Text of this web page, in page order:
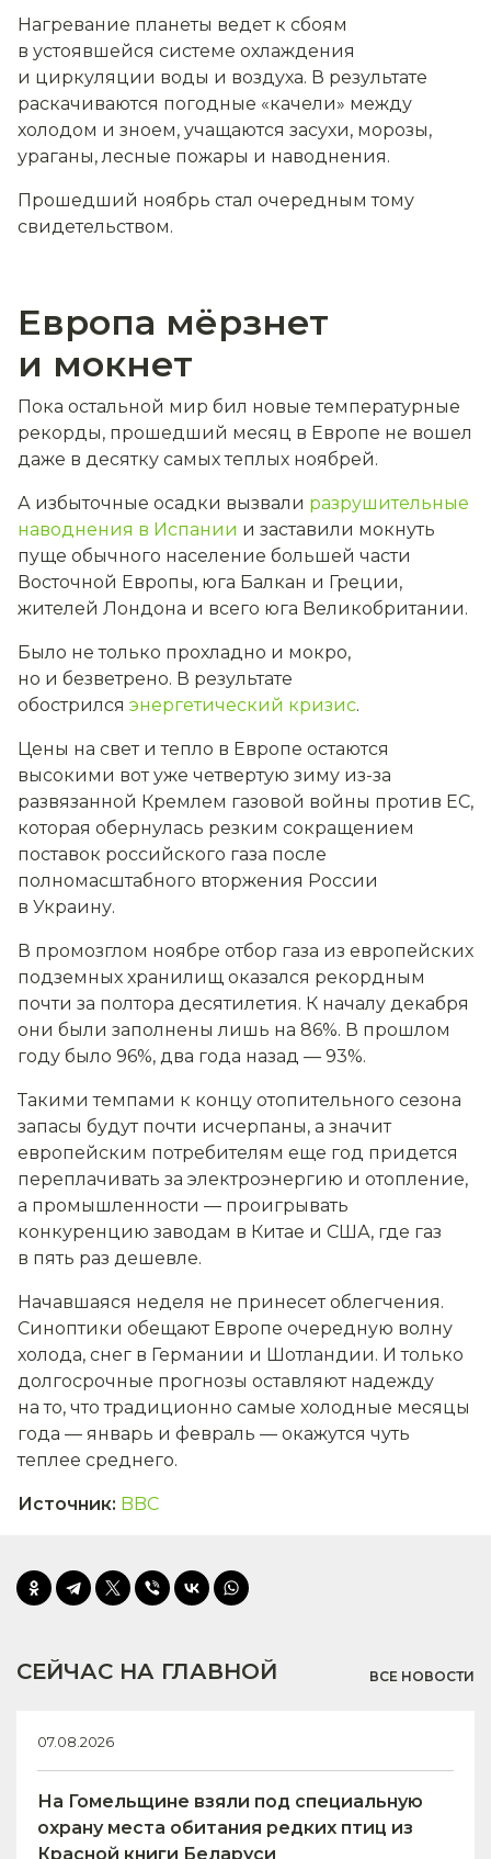
Нагревание планеты ведет к сбоям
в устоявшейся системе охлаждения
и циркуляции воды и воздуха. В результате
раскачиваются погодные «качели» между
холодом и зноем, учащаются засухи, морозы,
ураганы, лесные пожары и наводнения.
Прошедший ноябрь стал очередным тому
свидетельством.
Европа мёрзнет
и мокнет
Пока остальной мир бил новые температурные
рекорды, прошедший месяц в Европе не вошел
даже в десятку самых теплых ноябрей.
А избыточные осадки вызвали разрушительные
наводнения в Испании и заставили мокнуть
пуще обычного население большей части
Восточной Европы, юга Балкан и Греции,
жителей Лондона и всего юга Великобритании.
Было не только прохладно и мокро,
но и безветрено. В результате
обострился энергетический кризис.
Цены на свет и тепло в Европе остаются
высокими вот уже четвертую зиму из-за
развязанной Кремлем газовой войны против ЕС,
которая обернулась резким сокращением
поставок российского газа после
полномасштабного вторжения России
в Украину.
В промозглом ноябре отбор газа из европейских
подземных хранилищ оказался рекордным
почти за полтора десятилетия. К началу декабря
они были заполнены лишь на 86%. В прошлом
году было 96%, два года назад — 93%.
Такими темпами к концу отопительного сезона
запасы будут почти исчерпаны, а значит
европейским потребителям еще год придется
переплачивать за электроэнергию и отопление,
а промышленности — проигрывать
конкуренцию заводам в Китае и США, где газ
в пять раз дешевле.
Начавшаяся неделя не принесет облегчения.
Синоптики обещают Европе очередную волну
холода, снег в Германии и Шотландии. И только
долгосрочные прогнозы оставляют надежду
на то, что традиционно самые холодные месяцы
года — январь и февраль — окажутся чуть
теплее среднего.
Источник: BBC
СЕЙЧАС НА ГЛАВНОЙ ВСЕ НОВОСТИ
07.08.2026
На Гомельщине взяли под специальную
охрану места обитания редких птиц из
Красной книги Беларуси